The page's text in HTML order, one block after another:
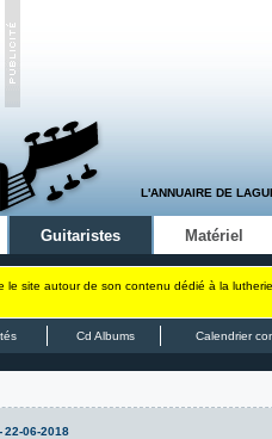
L'ANNUAIRE DE
Guitaristes Matériel
le site autour de son contenu dédié à la
Cd Albums Calendrier
22-06-2018